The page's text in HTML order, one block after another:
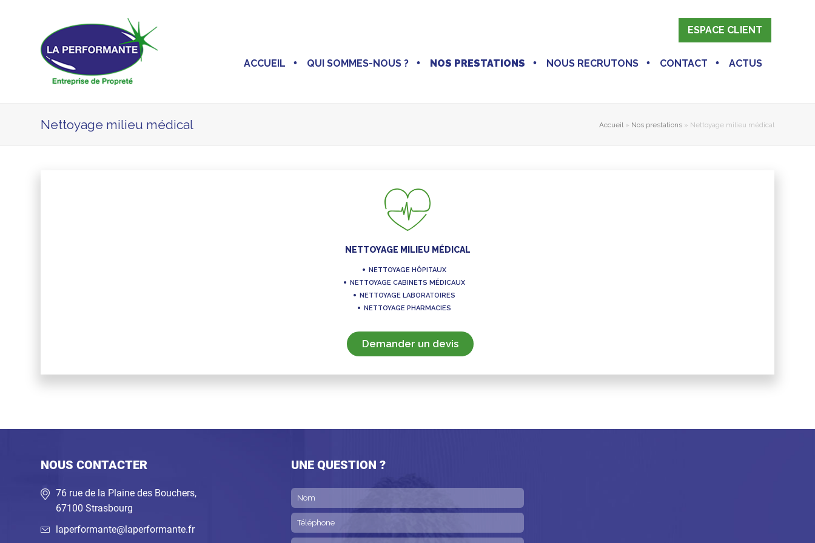
ACCUEIL QUI SOMMES-NOUS ? NOS PRESTATIONS NOUS RECRUTONS CONTACT ACTUS
ESPACE CLIENT
Nettoyage milieu médical Accueil » Nos prestations» Nettoyage milieu médical
NETTOYAGE MILIEU MÉDICAL
NETTOYAGE HÔPITAUX
NETTOYAGE CABINETS MÉDICAUX
NETTOYAGE LABORATOIRES
NETTOYAGE PHARMACIES
Demander un devis
NOUS CONTACTER
76 rue de la Plaine des Bouchers,
67100 Strasbourg
laperformante@laperformante.fr
UNE QUESTION ?